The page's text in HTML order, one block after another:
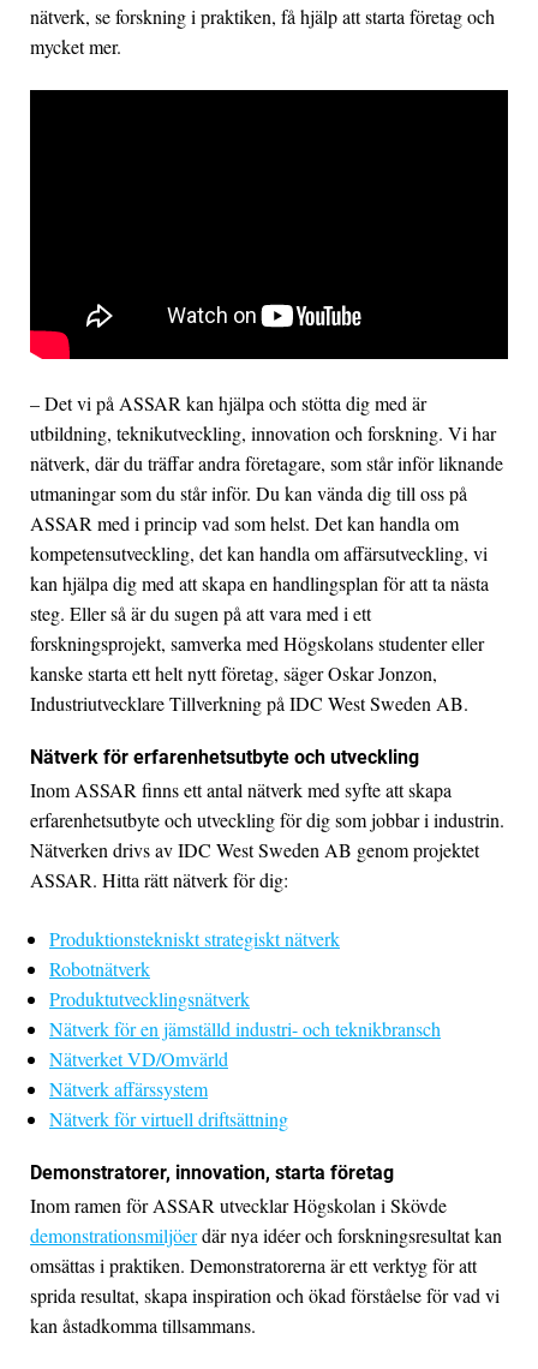
nätverk, se forskning i praktiken, få hjälp att starta företag och
mycket mer.
– Det vi på ASSAR kan hjälpa och stötta dig med är
utbildning, teknikutveckling, innovation och forskning. Vi har
nätverk, där du träffar andra företagare, som står inför liknande
utmaningar som du står inför. Du kan vända dig till oss på
ASSAR med i princip vad som helst. Det kan handla om
kompetensutveckling, det kan handla om affärsutveckling, vi
kan hjälpa dig med att skapa en handlingsplan för att ta nästa
steg. Eller så är du sugen på att vara med i ett
forskningsprojekt, samverka med Högskolans studenter eller
kanske starta ett helt nytt företag, säger Oskar Jonzon,
Industriutvecklare Tillverkning på IDC West Sweden AB.
Nätverk för erfarenhetsutbyte och utveckling
Inom ASSAR finns ett antal nätverk med syfte att skapa
erfarenhetsutbyte och utveckling för dig som jobbar i industrin.
Nätverken drivs av IDC West Sweden AB genom projektet
ASSAR. Hitta rätt nätverk för dig:
Produktionstekniskt strategiskt nätverk
Robotnätverk
Produktutvecklingsnätverk
Nätverk för en jämställd industri- och teknikbransch
Nätverket VD/Omvärld
Nätverk affärssystem
Nätverk för virtuell driftsättning
Demonstratorer, innovation, starta företag
Inom ramen för ASSAR utvecklar Högskolan i Skövde
demonstrationsmiljöerdär nya idéer och forskningsresultat kan
omsättas i praktiken. Demonstratorerna är ett verktyg för att
sprida resultat, skapa inspiration och ökad förståelse för vad vi
kan åstadkomma tillsammans.